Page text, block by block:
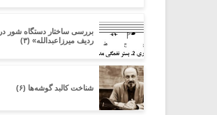
بررسی ساختار دستگاه شور در
ردیف میرزاعبدالله» (۳)
شناخت کالبد گوشه‌ها (۶)